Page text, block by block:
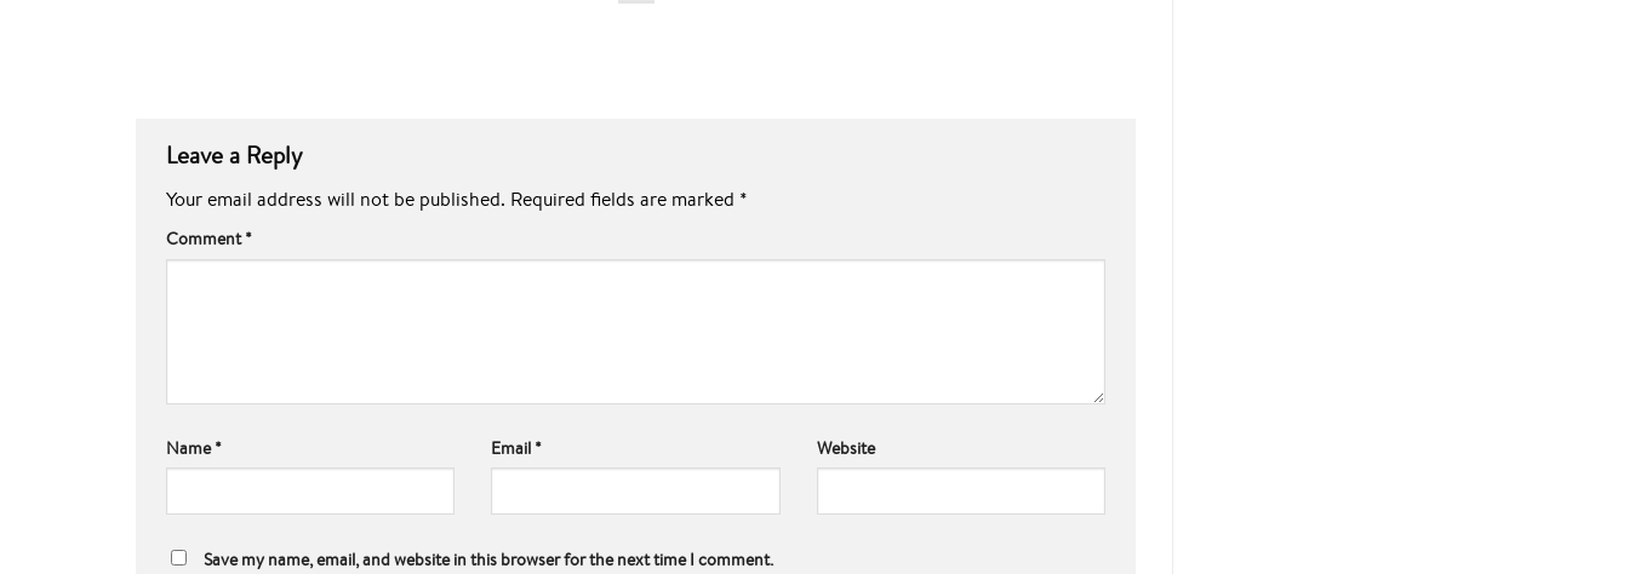
Leave a Reply
Your email address will not be published. Required fields are marked *
Comment*
Name* Email * Website
Save my name, email, and website in this browser for the next time I comment.